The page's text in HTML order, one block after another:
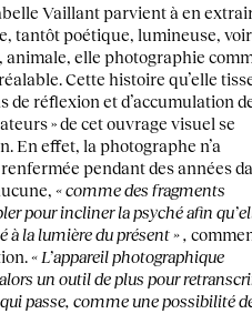
Vaillant parvient à en
tantôt poétique, lumineuse,
elle photographie
Cette histoire qu’elle
de réflexion et d’accumulation
» de cet ouvrage visuel se
En effet, la photographe n’a
pendant des années
« comme des fragments
pour incliner la psyché afin
à la lumière du présent » ,
« L’appareil photographique
un outil de plus pour
passe, comme une possibilité